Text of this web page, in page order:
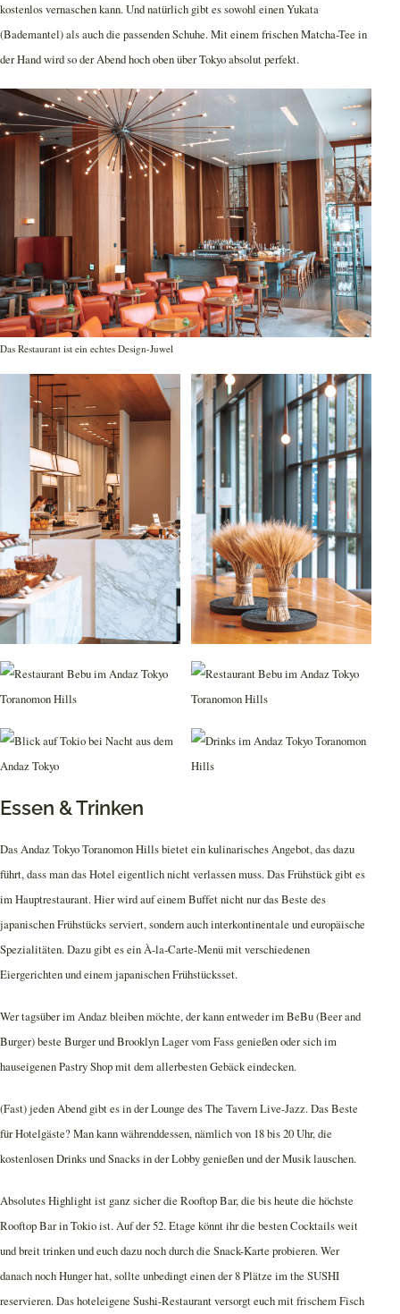
kostenlos vernaschen kann. Und natürlich gibt es sowohl einen Yukata
(Bademantel) als auch die passenden Schuhe. Mit einem frischen Matcha-Tee in
der Hand wird so der Abend hoch oben über Tokyo absolut perfekt.
Das Restaurant ist ein echtes Design-Juwel
Essen & Trinken
Das Andaz Tokyo Toranomon Hills bietet ein kulinarisches Angebot, das dazu
führt, dass man das Hotel eigentlich nicht verlassen muss. Das Frühstück gibt es
im Hauptrestaurant. Hier wird auf einem Buffet nicht nur das Beste des
japanischen Frühstücks serviert, sondern auch interkontinentale und europäische
Spezialitäten. Dazu gibt es ein À-la-Carte-Menü mit verschiedenen
Eiergerichten und einem japanischen Frühstücksset.
Wer tagsüber im Andaz bleiben möchte, der kann entweder im BeBu (Beer and
Burger) beste Burger und Brooklyn Lager vom Fass genießen oder sich im
hauseigenen Pastry Shop mit dem allerbesten Gebäck eindecken.
(Fast) jeden Abend gibt es in der Lounge des The Tavern Live-Jazz. Das Beste
für Hotelgäste? Man kann währenddessen, nämlich von 18 bis 20 Uhr, die
kostenlosen Drinks und Snacks in der Lobby genießen und der Musik lauschen.
Absolutes Highlight ist ganz sicher die Rooftop Bar, die bis heute die höchste
Rooftop Bar in Tokio ist. Auf der 52. Etage könnt ihr die besten Cocktails weit
und breit trinken und euch dazu noch durch die Snack-Karte probieren. Wer
danach noch Hunger hat, sollte unbedingt einen der 8 Plätze im the SUSHI
reservieren. Das hoteleigene Sushi-Restaurant versorgt euch mit frischem Fisch